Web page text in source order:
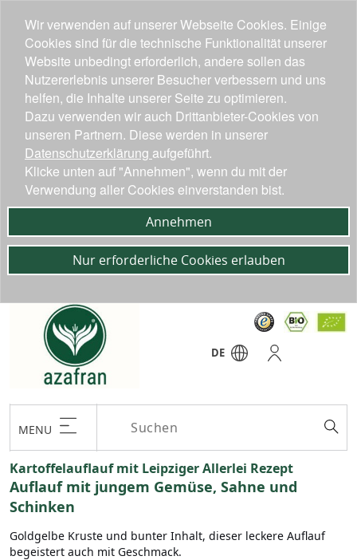
DE
MENU
Kartoffelauflauf mit Leipziger Allerlei Rezept
Auflauf mit jungem Gemüse, Sahne und
Schinken
Goldgelbe Kruste und bunter Inhalt, dieser leckere Auflauf
begeistert auch mit Geschmack.
Wir verwenden auf unserer Webseite Cookies. Einige
Cookies sind für die technische Funktionalität unserer
Website unbedingt erforderlich, andere sollen das
Nutzererlebnis unserer Besucher verbessern und uns
helfen, die Inhalte unserer Seite zu optimieren.
Dazu verwenden wir auch Drittanbieter-Cookies von
unseren Partnern. Diese werden in unserer
Datenschutzerklärung aufgeführt.
Klicke unten auf "Annehmen", wenn du mit der
Verwendung aller Cookies einverstanden bist.
Annehmen
Nur erforderliche Cookies erlauben